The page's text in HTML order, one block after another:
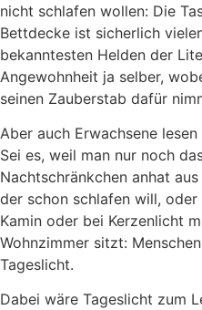
nicht schlafen wollen: Die
Bettdecke ist sicherlich
bekanntesten Helden der
Angewohnheit ja selber,
seinen Zauberstab dafür
Aber auch Erwachsene
Sei es, weil man nur noch
Nachtschränkchen anhat
der schon schlafen will,
Kamin oder bei Kerzenlicht
Wohnzimmer sitzt:
Tageslicht.
Dabei wäre Tageslicht zum